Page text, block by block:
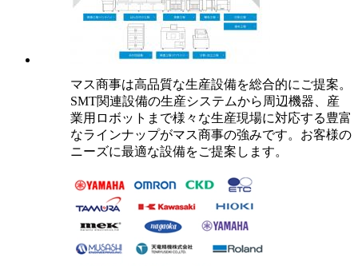
マス商事は高品質な生産設備を総合的にご提案。
SMT関連設備の生産システムから周辺機器、産
業用ロボットまで様々な生産現場に対応する豊富
なラインナップがマス商事の強みです。お客様の
ニーズに最適な設備をご提案します。